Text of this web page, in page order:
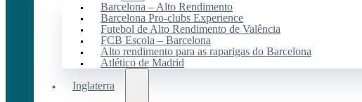
Barcelona – Alto Rendimento
Barcelona Pro-clubs Experience
Futebol de Alto Rendimento de Valência
FCB Escola – Barcelona
Alto rendimento para as raparigas do Barcelona
Atlético de Madrid
Inglaterra